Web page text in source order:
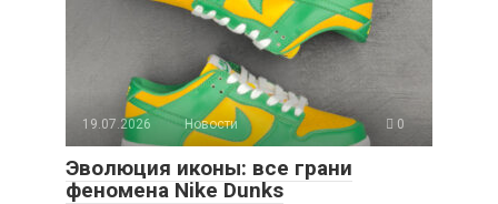
19.07.2026 Новости 0
Эволюция иконы: все грани
феномена Nike Dunks